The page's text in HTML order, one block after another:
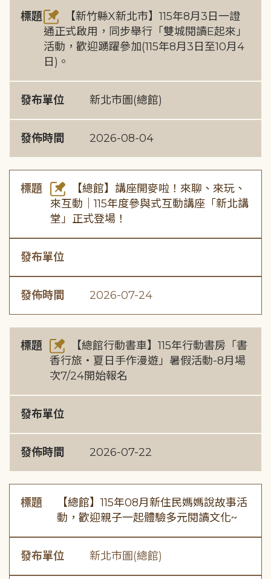
標題
【新竹縣X新北市】115年8月3日一證
通正式啟用，同步舉行「雙城閱讀E起來」
活動，歡迎踴躍參加(115年8月3日至10月4
日)。
發布單位 新北市圖(總館)
發佈時間 2026-08-04
標題
【總館】講座開麥啦！來聊、來玩、
來互動｜115年度參與式互動講座「新北講
堂」正式登場！
發布單位
發佈時間 2026-07-24
標題
【總館行動書車】115年行動書房「書
香行旅・夏日手作漫遊」暑假活動-8月場
次7/24開始報名
發布單位
發佈時間 2026-07-22
標題
【總館】115年08月新住民媽媽說故事活
動，歡迎親子一起體驗多元閱讀文化~
發布單位 新北市圖(總館)